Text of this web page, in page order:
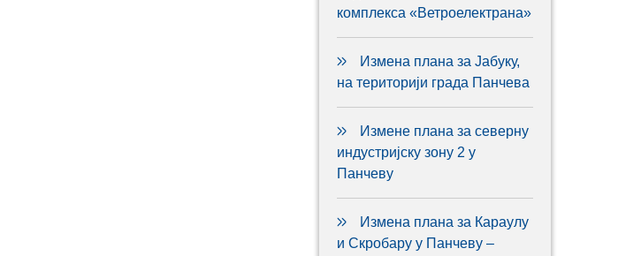
комплекса «Ветроелектрана»
Измена плана за Јабуку,
на територији града Панчева
Измене плана за северну
индустријску зону 2 у
Панчеву
Измена плана за Караулу
и Скробару у Панчеву –